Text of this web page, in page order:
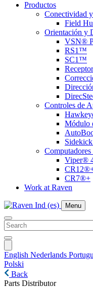
Productos
Conectividad
Field
Orientación y
VSN®
RS1™
SC1™
Controles de
Módulo
Viper®
CR7®+
Work at Raven
Menu
English Nederlands
Polski
Back
Parts Distributor